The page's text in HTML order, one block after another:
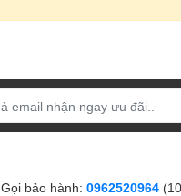
Gọi bảo hành: 0962520964